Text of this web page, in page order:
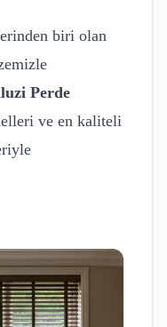
biri olan
Perde
ve en kaliteli